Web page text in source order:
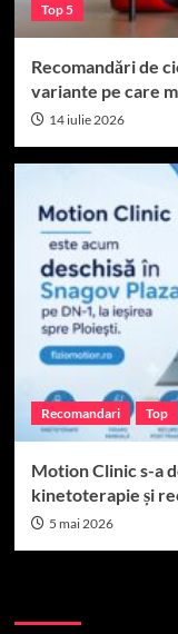
Top 5
Recomandări de
variante pe care
14 iulie 2026
Recomandari Top
Motion Clinic s-a
kinetoterapie și
5 mai 2026